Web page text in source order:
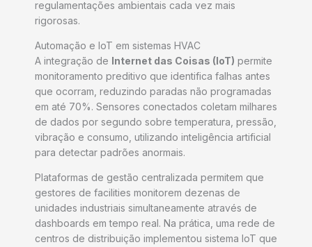
regulamentações ambientais cada vez mais
rigorosas.
Automação e IoT em sistemas HVAC
A integração de Internet das Coisas (IoT) permite
monitoramento preditivo que identifica falhas antes
que ocorram, reduzindo paradas não programadas
em até 70%. Sensores conectados coletam milhares
de dados por segundo sobre temperatura, pressão,
vibração e consumo, utilizando inteligência artificial
para detectar padrões anormais.
Plataformas de gestão centralizada permitem que
gestores de facilities monitorem dezenas de
unidades industriais simultaneamente através de
dashboards em tempo real. Na prática, uma rede de
centros de distribuição implementou sistema IoT que